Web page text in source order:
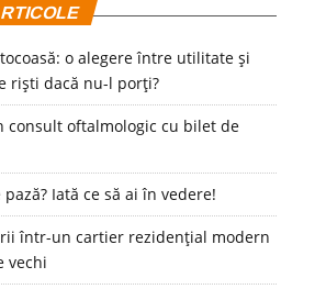
o alegere între utilitate și
riști dacă nu-l porți?
consult oftalmologic cu bilet de
Iată ce să ai în vedere!
într-un cartier rezidențial modern
vechi